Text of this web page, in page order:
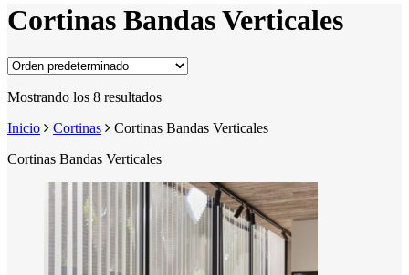
Cortinas Bandas Verticales
Mostrando los 8 resultados
Inicio
Cortinas
Cortinas Bandas Verticales
Cortinas Bandas Verticales